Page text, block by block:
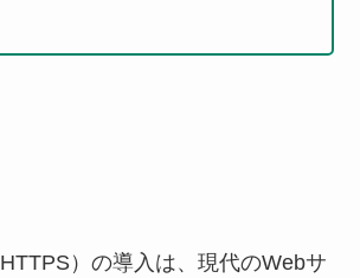
）の導入は、現代のWebサ